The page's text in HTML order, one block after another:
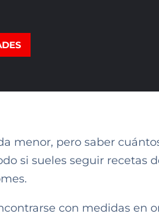
menor, pero saber
si sueles seguir recetas
con medidas en